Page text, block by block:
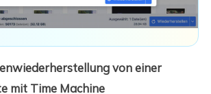
von einer
mit Time Machine